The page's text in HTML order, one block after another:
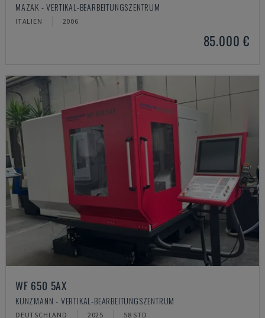
MAZAK - VERTIKAL-BEARBEITUNGSZENTRUM
ITALIEN 2006
85.000 €
WF 650 5AX
KUNZMANN - VERTIKAL-BEARBEITUNGSZENTRUM
DEUTSCHLAND 2025 58 STD